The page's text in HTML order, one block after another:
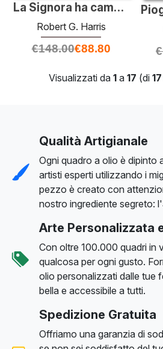
€
La Signora ha cambiato il suo stile, Sabato Evening Post storia
Robert G. Harris
€148.00€88.80
Visualizzati da 1 a 17 (di 17
Qualità Artigianale
Ogni quadro a olio è dipinto
artisti esperti utilizzando i
pezzo è creato con
nostro ingrediente segreto:
Arte Personalizzata
Con oltre 100.000 quadri in
qualcosa per ogni gusto.
olio personalizzati dalle tue
bella e accessibile a tutti.
Spedizione Gratuita
Offriamo una garanzia di